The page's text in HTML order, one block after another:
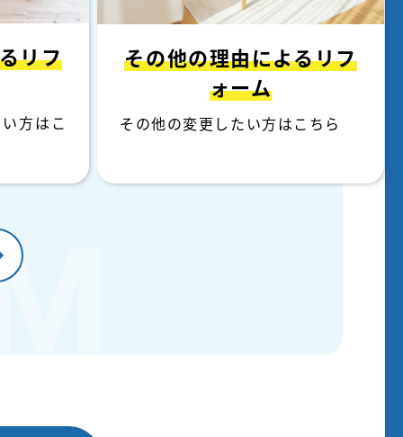
リフ
方はこ
その他の理由によるリフ
ォーム
その他の変更したい方はこちら